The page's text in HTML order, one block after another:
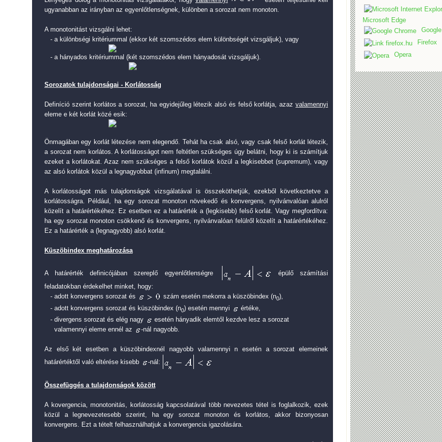
ugyanabban az irányban az egyenlőtlenségnek, különben a sorozat nem monoton.
A monotonitást vizsgálni lehet:
- a különbségi kritériummal (ekkor két szomszédos elem különbségét vizsgáljuk), vagy
- a hányados kritériummal (két szomszédos elem hányadosát vizsgáljuk).
Sorozatok tulajdonságai - Korlátosság
Definíció szerint korlátos a sorozat, ha egyidejűleg létezik alsó és felső korlátja, azaz valamennyi
eleme e két korlát közé esik:
Önmagában egy korlát létezése nem elegendő. Tehát ha csak alsó, vagy csak felső korlát létezik,
a sorozat nem korlátos. A korlátosságot nem feltétlen szükséges úgy belátni, hogy ki is számítjuk
ezeket a korlátokat. Azaz nem szükséges a felső korlátok közül a legkisebbet (supremum), vagy
az alsó korlátok közül a legnagyobbat (infinum) megtalálni.
A korlátosságot más tulajdonságok vizsgálatával is összeköthetjük, ezekből következtetve a
korlátosságra. Például, ha egy sorozat monoton növekedő és konvergens, nyilvánvalóan alulról
közelít a határértékéhez. Ez esetben ez a határérték a (legkisebb) felső korlát. Vagy megfordítva:
ha egy sorozat monoton csökkenő és konvergens, nyilvánvalóan felülről közelít a határértékéhez.
Ez a határérték a (legnagyobb) alsó korlát.
Küszöbindex meghatározása
A határérték definicójában szereplő egyenlőtlenségre
épülő számítási
feladatokban érdekelhet minket, hogy:
- adott konvergens sorozat és
szám esetén mekorra a küszöbindex (n0),
- adott konvergens sorozat és küszöbindex (n0) esetén mennyi
értéke,
- divergens sorozat és elég nagy
esetén hányadik elemtől kezdve lesz a sorozat
valamennyi eleme ennél az
-nál nagyobb.
Az első két esetben a küszöbindexnél nagyobb valamennyi n esetén a sorozat elemeinek
határértéktől való eltérése kisebb
-nál:
Összefüggés a tulajdonságok között
A kovergencia, monotonitás, korlátosság kapcsolatával több nevezetes tétel is foglalkozik, ezek
közül a legnevezetesebb szerint, ha egy sorozat monoton és korlátos, akkor bizonyosan
konvergens. Ezt a tételt felhasználhatjuk a konvergencia igazolására.
Microsoft Edge
Firefox
Opera